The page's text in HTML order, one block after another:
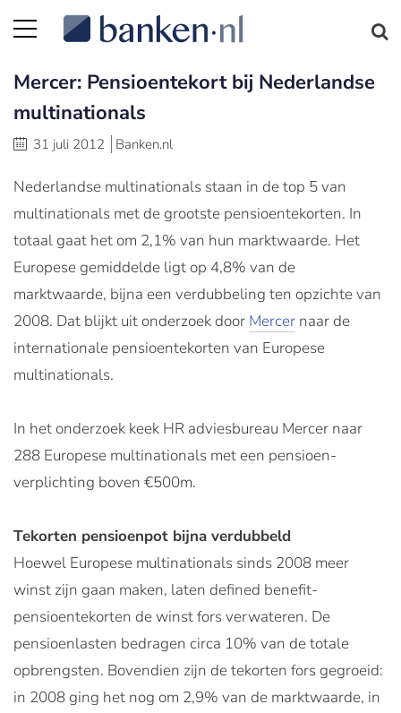
Mercer: Pensioentekort bij Nederlandse
multinationals
31 juli 2012 Banken.nl
Nederlandse multinationals staan in de top 5 van
multinationals met de grootste pensioentekorten. In
totaal gaat het om 2,1% van hun marktwaarde. Het
Europese gemiddelde ligt op 4,8% van de
marktwaarde, bijna een verdubbeling ten opzichte van
2008. Dat blijkt uit onderzoek door Mercer naar de
internationale pensioentekorten van Europese
multinationals.
In het onderzoek keek HR adviesbureau Mercer naar
288 Europese multinationals met een pensioen-
verplichting boven €500m.
Tekorten pensioenpot bijna verdubbeld
Hoewel Europese multinationals sinds 2008 meer
winst zijn gaan maken, laten defined benefit-
pensioentekorten de winst fors verwateren. De
pensioenlasten bedragen circa 10% van de totale
opbrengsten. Bovendien zijn de tekorten fors gegroeid:
in 2008 ging het nog om 2,9% van de marktwaarde, in